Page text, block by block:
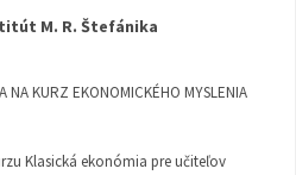
M. R. Štefánika
NA KURZ EKONOMICKÉHO MYSLENIA
Klasická ekonómia pre učiteľov